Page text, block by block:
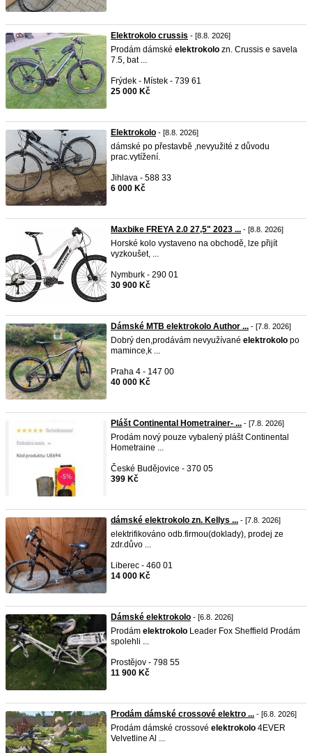
Elektrokolo crussis - [8.8. 2026]
Prodám dámské elektrokolo zn. Crussis e savela
7.5, bat ...
Frýdek - Místek - 739 61
25 000 Kč
Elektrokolo - [8.8. 2026]
dámské po přestavbě ,nevyužité z důvodu
prac.vytížení.
Jihlava - 588 33
6 000 Kč
Maxbike FREYA 2.0 27,5" 2023 ... - [8.8. 2026]
Horské kolo vystaveno na obchodě, lze přijít
vyzkoušet, ...
Nymburk - 290 01
30 900 Kč
Dámské MTB elektrokolo Author ... - [7.8. 2026]
Dobrý den,prodávám nevyužívané elektrokolo po
mamince,k ...
Praha 4 - 147 00
40 000 Kč
Plášt Continental Hometrainer- ... - [7.8. 2026]
Prodám nový pouze vybalený plášt Continental
Hometraine ...
České Budějovice - 370 05
399 Kč
dámské elektrokolo zn. Kellys ... - [7.8. 2026]
elektrifikováno odb.firmou(doklady), prodej ze
zdr.důvo ...
Liberec - 460 01
14 000 Kč
Dámské elektrokolo - [6.8. 2026]
Prodám elektrokolo Leader Fox Sheffield Prodám
spolehli ...
Prostějov - 798 55
11 900 Kč
Prodám dámské crossové elektro ... - [6.8. 2026]
Prodám dámské crossové elektrokolo 4EVER
Velvetline Al ...